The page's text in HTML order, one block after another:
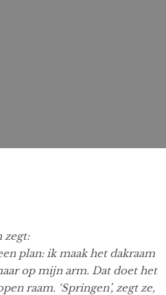
zegt:
plan: ik maak het dakraam
op mijn arm. Dat doet het
raam. ‘Springen’, zegt ze,